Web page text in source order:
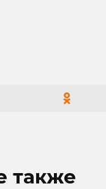
также